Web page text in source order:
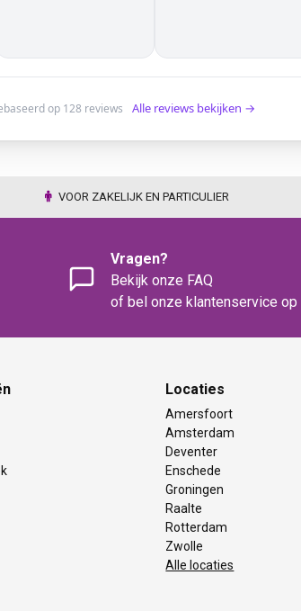
op 128 reviews Alle reviews bekijken →
VOOR ZAKELIJK EN PARTICULIER
Vragen?
Bekijk onze FAQ
of bel onze klantenservice op
Locaties
Amersfoort
Amsterdam
Deventer
Enschede
Groningen
Raalte
Rotterdam
Zwolle
Alle locaties